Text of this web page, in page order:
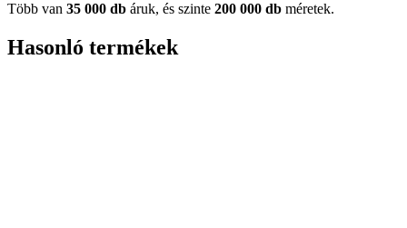
Több van 35 000 db áruk, és szinte 200 000 db méretek.
Hasonló termékek